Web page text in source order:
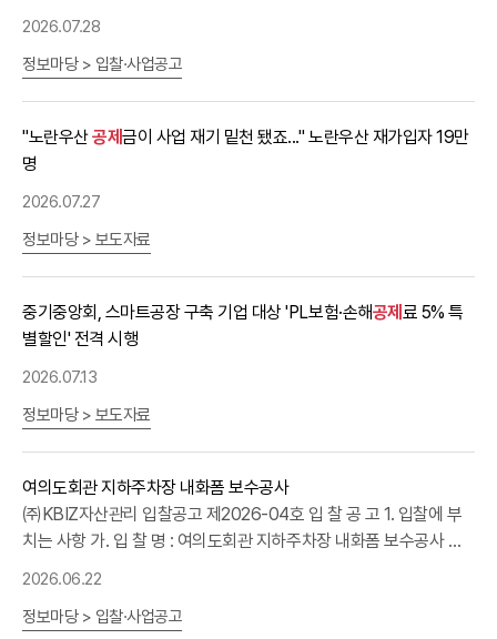
용역기간: 계약체결일로부터 3개월 다. 용역내용: 제안요청서 참조
협상에 의한 계약 바. 공고기간, 입찰서 및 제안서 제출일시 ㅇ 공고기
09:00~18:00 (※토요일  일요일  휴일은 제외, 우편접수는 불가)
2. 입찰참가자격 가.「국가를 당사자로 하는 계약에 관한 법률 시행령」
제12조 및 동법 시행규칙 제14조에 의한 경쟁입찰의 참가자격을 구
비한 자 나.「국가를 당사자로하는 계약에 관한 법률」 제27조 및 동법
시행령 제76조(부정당업자의 입찰참가자격 제한)에 의한 부정당업
자로 입찰참가자격 제한을 받은 자는 제외(대표자 포함) 다.「소프트
웨어 진흥법」에 의한 소프트웨어사업자(컴퓨터관련서비스사업) - 최
근년도 결산 신고된 SW사업자 신고확인서 제출 라.「중소기업제품
칙 제5조 제3항에 의한 직접생산확인증명서 소지 업체 - 제품명:소프
트웨어 엔지니어링업(811115), 세부품명:정보시스템개발서비스
로서 「중소기업 범위 및 확인에 관한 규정」에 따라 발급된 “중기업․소
기업․소상공인 확인서”를 소지한 자 ※ 공동수급(공동이행방식) 허용
※ 상기 외 참가자격에 대한 자세한 사항은 제안요청서 참조 ※ 위 입찰
참가 자격서류 중 유효기간이 명시되어 있는 서류는 제출 마감일 전
서류: 붙임 제안요청서 참조 4. 낙찰자 결정 방법 입찰참가자로부터
2026.07.28
정보마당 > 입찰·사업공고
"노란우산공제금이 사업 재기 밑천 됐죠..." 노란우산 재가입자 19만
명
2026.07.27
정보마당 > 보도자료
중기중앙회, 스마트공장 구축 기업 대상 'PL보험·손해공제 료 5% 특
별할인' 전격 시행
2026.07.13
정보마당 > 보도자료
여의도회관 지하주차장 내화폼 보수공사
㈜KBIZ자산관리 입찰공고 제2026-04호 입 찰 공 고 1. 입찰에 부
치는 사항 가. 입 찰 명 : 여의도회관 지하주차장 내화폼 보수공사 나.
공사내용 : 도면 및 공사시방서, 입찰유의서 참조 다. 소 재 지 : 서울특
약체결일로부터 2026.10.31까지 2. 입찰 방법 : 제한경쟁입찰(총액),
2026.06.22
정보마당 > 입찰·사업공고